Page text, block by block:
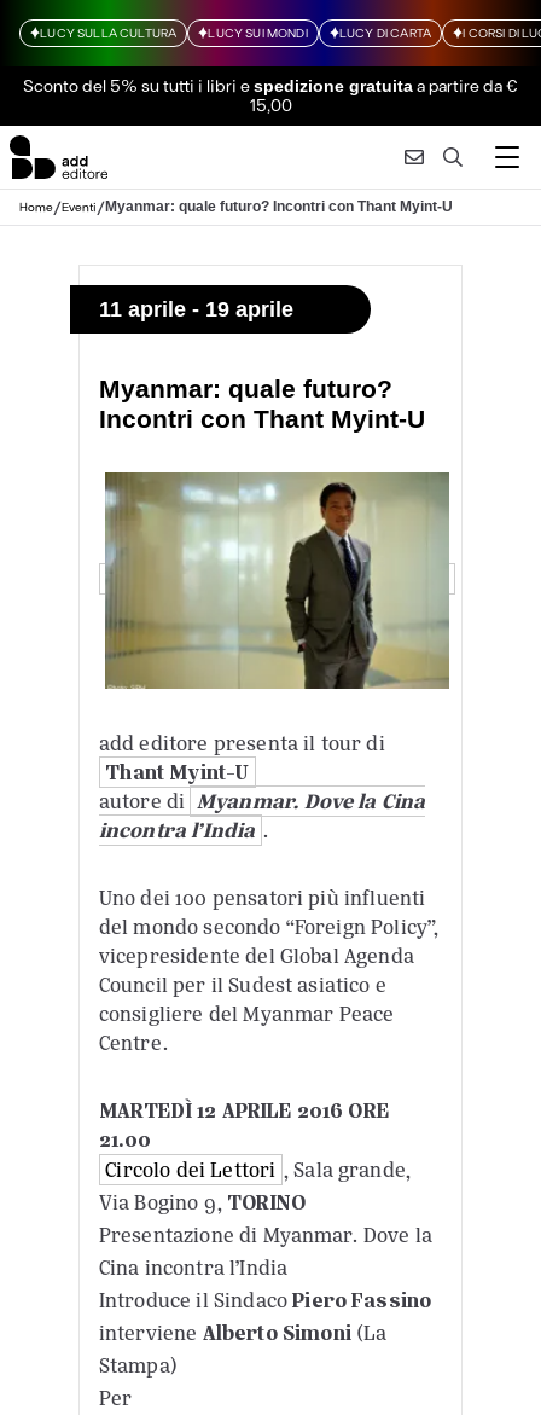
LUCY SULLA CULTURA LUCY SUI MONDI LUCY DI CARTA I CORSI DI
Sconto del 5% su tutti i libri espedizione gratuitaa partire da €
15,00
Home/Eventi/Myanmar: quale futuro? Incontri con Thant Myint-U
11 aprile - 19 aprile
Myanmar: quale futuro?
Incontri con Thant Myint-U
add editore presenta il tour di
Thant Myint-U
autore di Myanmar. Dove la Cina
incontra l’India .
Uno dei 100 pensatori più influenti
del mondo secondo “Foreign Policy”,
vicepresidente del Global Agenda
Council per il Sudest asiatico e
consigliere del Myanmar Peace
Centre.
MARTEDÌ 12 APRILE 2016 ORE
21.00
Circolo dei Lettori , Sala grande,
Via Bogino 9, TORINO
Presentazione di Myanmar. Dove la
Cina incontra l’India
Introduce il SindacoPiero Fassino
interviene Alberto Simoni(La
Stampa)
Per